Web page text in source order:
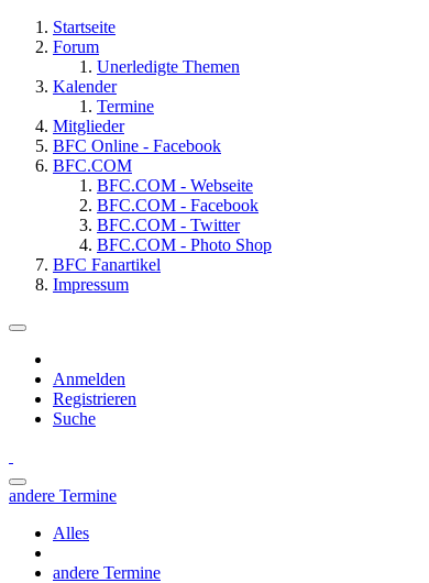
Startseite
Forum
Unerledigte Themen
Kalender
Termine
Mitglieder
BFC Online - Facebook
BFC.COM
BFC.COM - Webseite
BFC.COM - Facebook
BFC.COM - Twitter
BFC.COM - Photo Shop
BFC Fanartikel
Impressum
Anmelden
Registrieren
Suche
andere Termine
Alles
andere Termine